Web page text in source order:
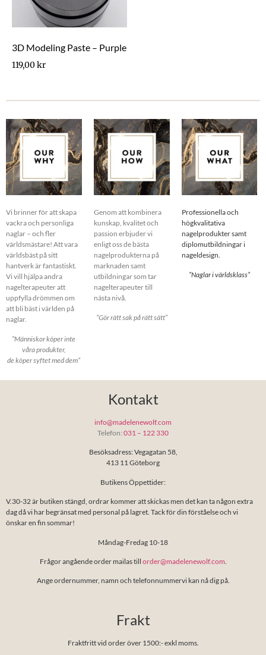
3D Modeling Paste – Purple
119,00kr
Vi brinner för att skapa
vackra och personliga
naglar – och fler
världsmästare! Att vara
världsbäst på sitt
hantverk är fantastiskt.
Vi vill hjälpa andra
nagelterapeuter att
uppfylla drömmen om
att bli bäst i världen på
naglar.
”Människor köper inte
våra produkter,
de köper syftet med dem”
Genom att kombinera
kunskap, kvalitet och
passion erbjuder vi
enligt oss de bästa
nagelprodukterna på
marknaden samt
utbildningar som tar
nagelterapeuter till
nästa nivå.
”Gör rätt sak på rätt sätt”
Professionella och
högkvalitativa
nagelprodukter samt
diplomutbildningar i
nageldesign.
”Naglar i världsklass”
Kontakt
info@madelenewolf.com
Telefon: 031 – 122 330
Besöksadress: Vegagatan 58,
413 11 Göteborg
Butikens Öppettider:
V.30-32 är butiken stängd, ordrar kommer att skickas men det kan ta någon extra
dag då vi har begränsat med personal på lagret. Tack för din förståelse och vi
önskar en fin sommar!
Måndag-Fredag 10-18
Frågor angående order mailas till order@madelenewolf.com
Ange ordernummer, namn och telefonnummervi kan nå dig på.
Frakt
Fraktfritt vid order över 1500:- exkl moms.